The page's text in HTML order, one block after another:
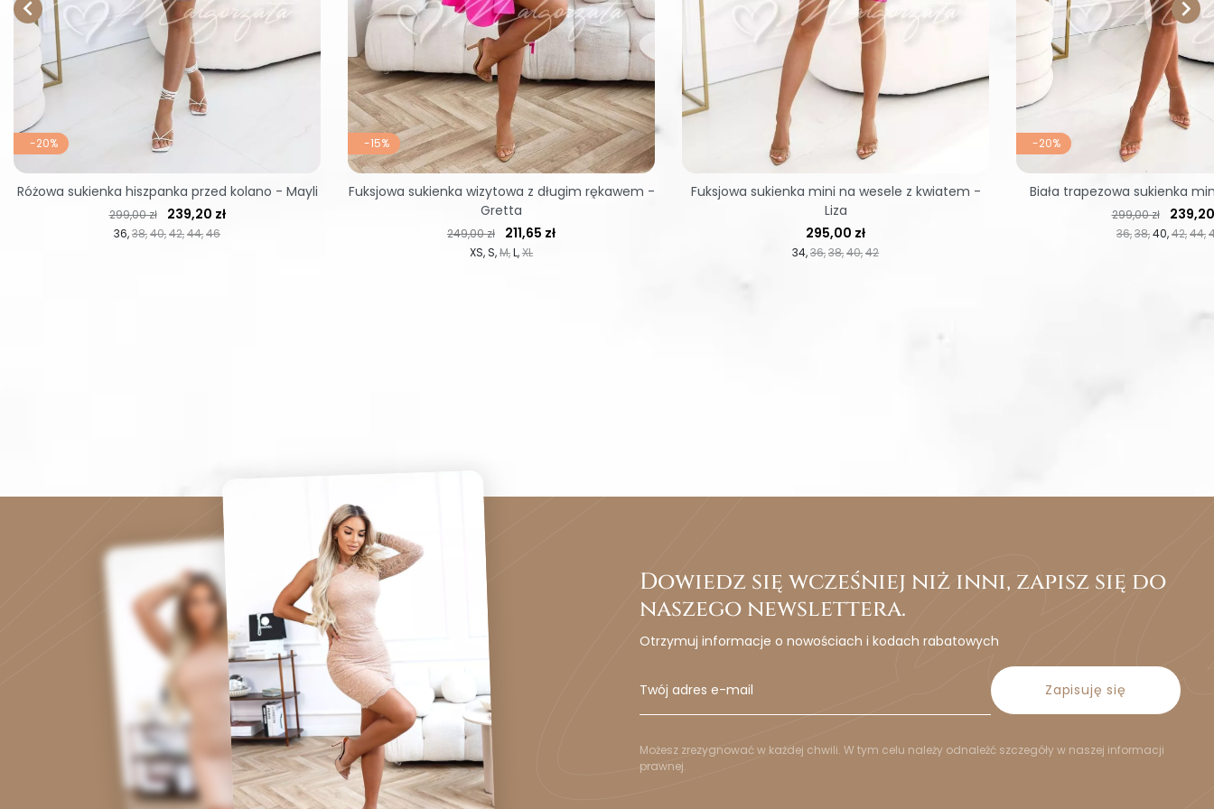

-20%
36 38 40 42 44 46
Cena regularna
299,00 zł Cena
239,20 zł
Różowa sukienka hiszpanka przed kolano - Mayli
-15%
XS S M L XL
Cena regularna
249,00 zł Cena
211,65 zł
Fuksjowa sukienka wizytowa z długim rękawem -
Gretta
34 36 38 40 42
Cena
295,00 zł
Fuksjowa sukienka mini na wesele z kwiatem -
Liza
-20%
36 38 40 42 44
Cena regularna
299,00 zł Cena
239,20
Biała trapezowa sukienka

Dowiedz się wcześniej niż inni, zapisz się do
naszego newslettera.
Otrzymuj informacje o nowościach i kodach rabatowych
Zapisuję się
Możesz zrezygnować w każdej chwili. W tym celu należy odnaleźć szczegóły w naszej informacji
prawnej.